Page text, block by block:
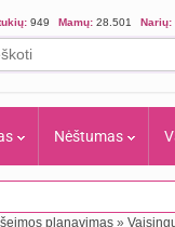
949 Mamų: 28.501 Narių:
Nėštumas
planavimas »